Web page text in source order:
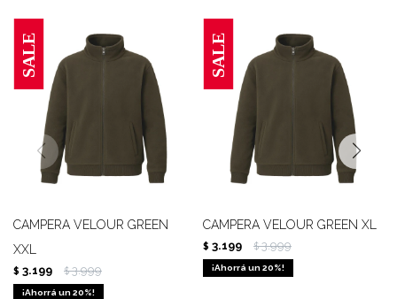
CAMPERA VELOUR GREEN
XXL
$ 3.199 $ 3.999
20
CAMPERA VELOUR GREEN XL
$ 3.199 $ 3.999
20